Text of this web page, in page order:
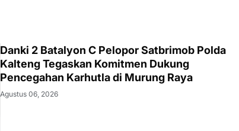
Danki 2 Batalyon C Pelopor Satbrimob Polda
Kalteng Tegaskan Komitmen Dukung
Pencegahan Karhutla di Murung Raya
Agustus 06, 2026